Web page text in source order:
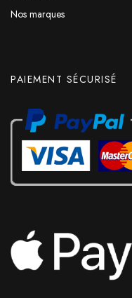
Nos marques
PAIEMENT SÉCURISÉ